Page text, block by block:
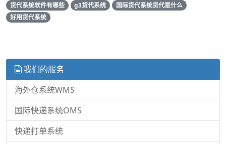
货代系统软件有哪些
g3货代系统
国际货代系统货代是什么
好用货代系统
我们的服务
海外仓系统WMS
国际快递系统OMS
快递打单系统